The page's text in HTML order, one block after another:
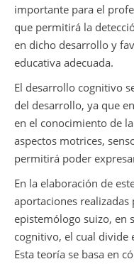
importante para el
que permitirá la
en dicho desarrollo y
educativa adecuada.
El desarrollo cognitivo
del desarrollo, ya que
en el conocimiento de
aspectos motrices,
permitirá poder
En la elaboración de
aportaciones
epistemólogo suizo, en
cognitivo, el cual divide
Esta teoría se basa en